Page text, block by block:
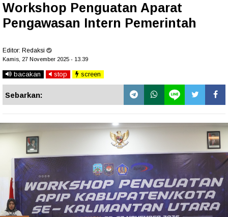
Workshop Penguatan Aparat
Pengawasan Intern Pemerintah
Editor: Redaksi
Kamis, 27 November 2025 - 13.39
bacakan stop screen
Sebarkan: